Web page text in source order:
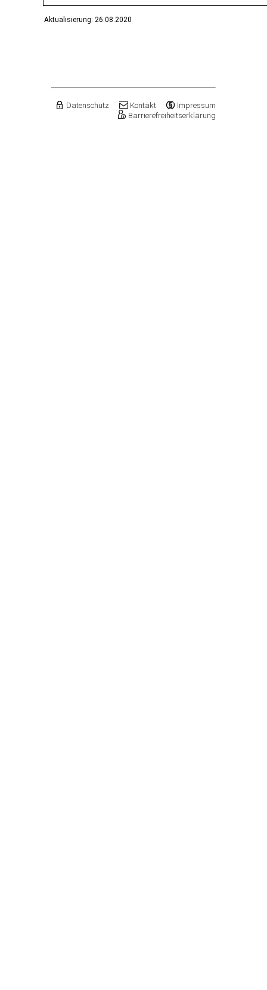
Aktualisierung: 26.08.2020
Impressum
Kontakt
Datenschutz
Barrierefreiheitserklärung